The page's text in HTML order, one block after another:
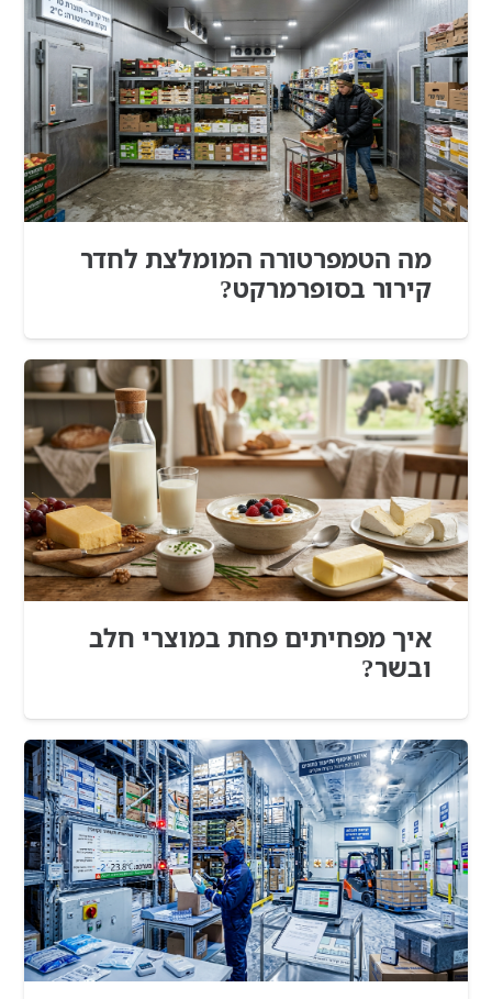
מה הטמפרטורה המומלצת לחדר
קירור בסופרמרקט?
איך מפחיתים פחת במוצרי חלב
ובשר?